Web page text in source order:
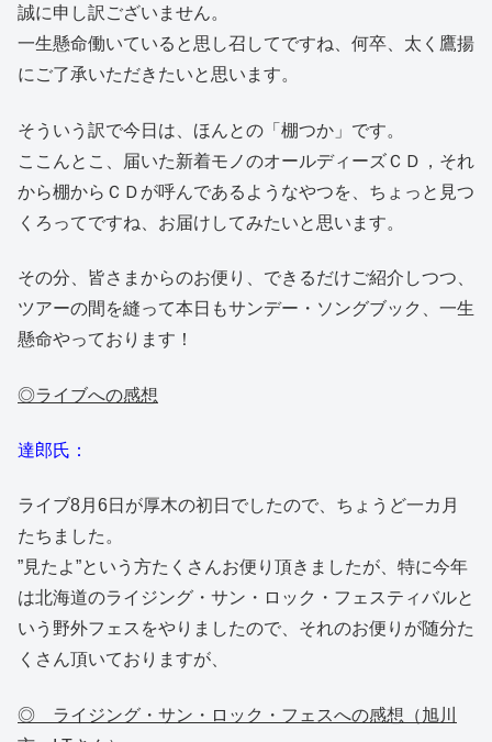
誠に申し訳ございません。
一生懸命働いていると思し召してですね、何卒、太く鷹揚
にご了承いただきたいと思います。
そういう訳で今日は、ほんとの「棚つか」です。
ここんとこ、届いた新着モノのオールディーズＣＤ，それ
から棚からＣＤが呼んであるようなやつを、ちょっと見つ
くろってですね、お届けしてみたいと思います。
その分、皆さまからのお便り、できるだけご紹介しつつ、
ツアーの間を縫って本日もサンデー・ソングブック、一生
懸命やっております！
◎ライブへの感想
達郎氏：
ライブ8月6日が厚木の初日でしたので、ちょうど一カ月
たちました。
”見たよ”という方たくさんお便り頂きましたが、特に今年
は北海道のライジング・サン・ロック・フェスティバルと
いう野外フェスをやりましたので、それのお便りが随分た
くさん頂いておりますが、
◎ ライジング・サン・ロック・フェスへの感想（旭川